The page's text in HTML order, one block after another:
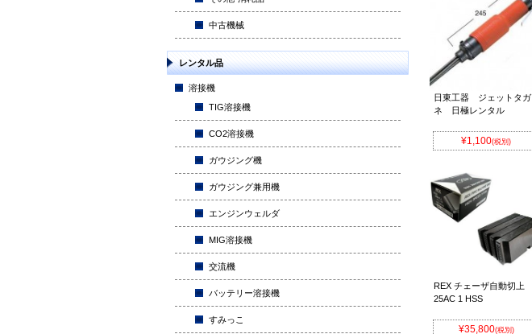
中古機械
レンタル品
溶接機
TIG溶接機
CO2溶接機
ガウジング機
ガウジング兼用機
エンジンウェルダ
MIG溶接機
交流機
バッテリー溶接機
すみっこ
日東工器 ジェットタガ
ネ 日極レンタル
¥1,100(税別)
REX チェーザ自動切上
25AC 1 HSS
¥35,800(税別)